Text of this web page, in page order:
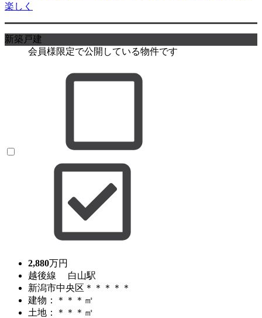
楽しく
新築戸建
会員様限定で公開している物件です
2,880万円
越後線 白山駅
新潟市中央区＊＊＊＊＊
建物：＊＊＊㎡
土地：＊＊＊㎡